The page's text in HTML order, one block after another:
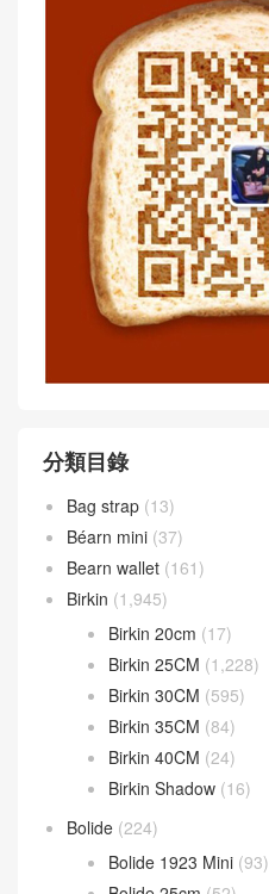
分類目錄
Bag strap (13)
Béarn mini (37)
Bearn wallet (161)
Birkin (1,945)
Birkin 20cm (17)
Birkin 25CM (1,228)
Birkin 30CM (595)
Birkin 35CM (84)
Birkin 40CM (24)
Birkin Shadow (16)
Bolide (224)
Bolide 1923 Mini (93)